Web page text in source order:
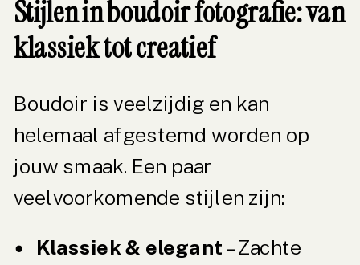
Stijlen in boudoir fotografie: van
klassiek tot creatief
Boudoir is veelzijdig en kan
helemaal afgestemd worden op
jouw smaak. Een paar
veelvoorkomende stijlen zijn:
Klassiek & elegant – Zachte